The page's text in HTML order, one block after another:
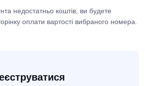
недостатньо коштів, ви будете
оплати вартості вибраного номера.